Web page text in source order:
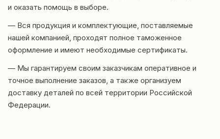
и оказать помощь в выборе.
— Вся продукция и комплектующие, поставляемые
нашей компанией, проходят полное таможенное
оформление и имеют необходимые сертификаты.
— Мы гарантируем своим заказчикам оперативное и
точное выполнение заказов, а также организуем
доставку деталей по всей территории Российской
Федерации.